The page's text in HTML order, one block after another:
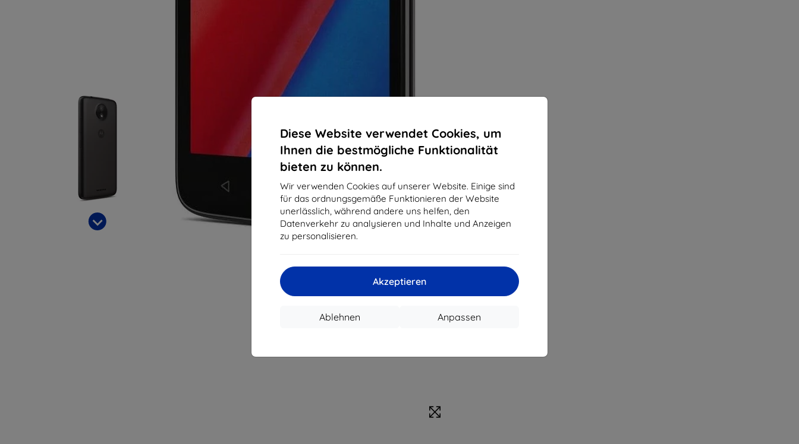
Diese Website verwendet Cookies, um
Ihnen die bestmögliche Funktionalität
bieten zu können.
Wir verwenden Cookies auf unserer Website. Einige sind
für das ordnungsgemäße Funktionieren der Website
unerlässlich, während andere uns helfen, den
Datenverkehr zu analysieren und Inhalte und Anzeigen
zu personalisieren.
Akzeptieren
Anpassen
Ablehnen